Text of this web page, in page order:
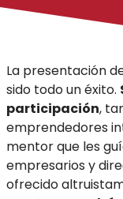
La presentación
sido todo un éxito.
participación,
emprendedores
mentor que les
empresarios y
ofrecido